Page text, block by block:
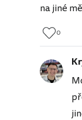
na jiné
0